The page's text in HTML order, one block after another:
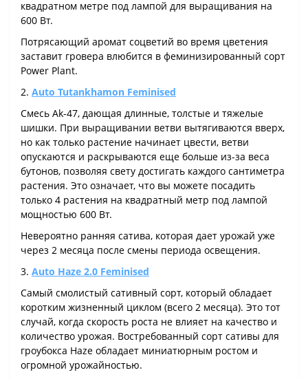
квадратном метре под лампой для выращивания на
600 Вт.
Потрясающий аромат соцветий во время цветения
заставит гровера влюбится в феминизированный сорт
Power Plant.
2. Auto Tutankhamon Feminised
Смесь Ak-47, дающая длинные, толстые и тяжелые
шишки. При выращивании ветви вытягиваются вверх,
но как только растение начинает цвести, ветви
опускаются и раскрываются еще больше из-за веса
бутонов, позволяя свету достигать каждого сантиметра
растения. Это означает, что вы можете посадить
только 4 растения на квадратный метр под лампой
мощностью 600 Вт.
Невероятно ранняя сатива, которая дает урожай уже
через 2 месяца после смены периода освещения.
3. Auto Haze 2.0 Feminised
Самый смолистый сативный сорт, который обладает
коротким жизненный циклом (всего 2 месяца). Это тот
случай, когда скорость роста не влияет на качество и
количество урожая. Востребованный сорт сативы для
гроубокса Haze обладает миниатюрным ростом и
огромной урожайностью.